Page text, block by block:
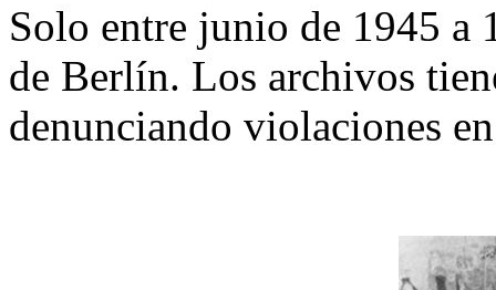
Solo entre junio de 1945 a
de Berlín. Los archivos
denunciando violaciones